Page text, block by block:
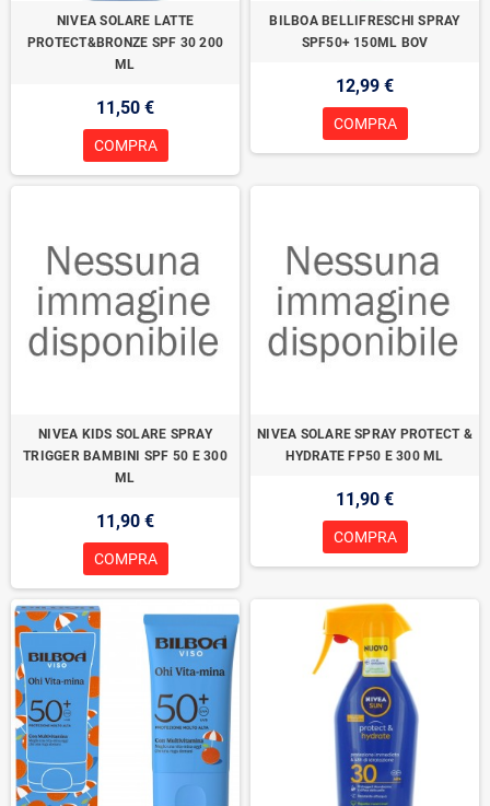
NIVEA SOLARE LATTE
PROTECT&BRONZE SPF 30 200
ML
11,50 €
COMPRA
BILBOA BELLIFRESCHI SPRAY
SPF50+ 150ML BOV
12,99 €
COMPRA
NIVEA KIDS SOLARE SPRAY
TRIGGER BAMBINI SPF 50 E 300
ML
11,90 €
COMPRA
NIVEA SOLARE SPRAY PROTECT &
HYDRATE FP50 E 300 ML
11,90 €
COMPRA